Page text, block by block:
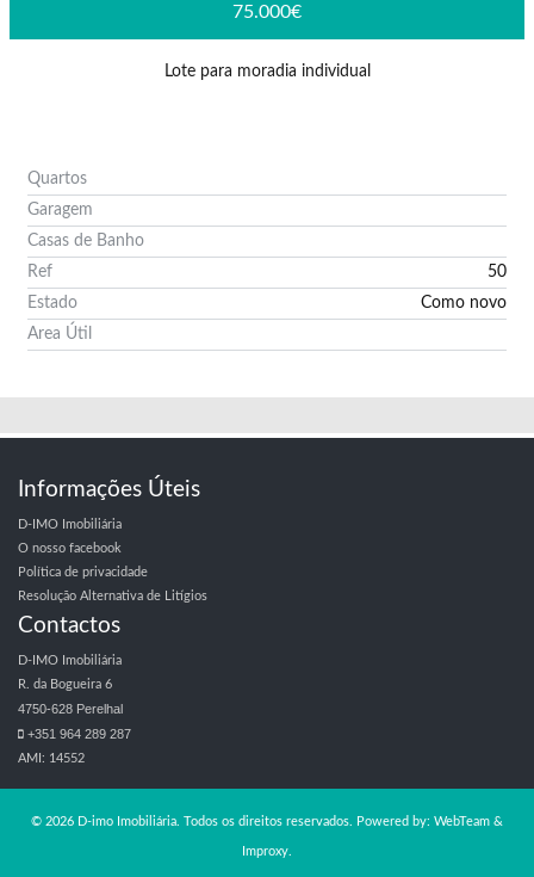
75.000€
Lote para moradia individual
Quartos
Garagem
Casas de Banho
Ref
50
Estado
Como novo
Area Útil
Informações Úteis
D-IMO Imobiliária
O nosso facebook
Política de privacidade
Resolução Alternativa de Litígios
Contactos
D-IMO Imobiliária
R. da Bogueira 6
4750-628 Perelhal
+351 964 289 287
AMI: 14552
© 2026 D-imo Imobiliária. Todos os direitos reservados. Powered by: WebTeam &
Improxy